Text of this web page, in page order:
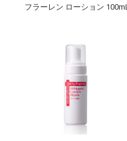
フラーレン ローション 100mL